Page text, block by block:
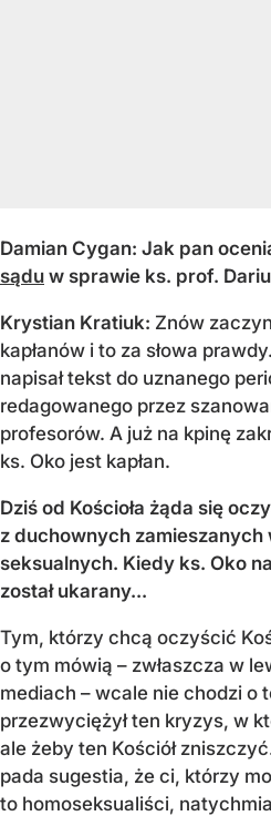
Damian Cygan: Jak pan
sądu w sprawie ks. prof.
Krystian Kratiuk: Znów
kapłanów i to za słowa
napisał tekst do uznanego
redagowanego przez
profesorów. A już na kpinę
ks. Oko jest kapłan.
Dziś od Kościoła żąda się
z duchownych
seksualnych. Kiedy ks. Oko
został ukarany...
Tym, którzy chcą oczyścić
o tym mówią – zwłaszcza w
mediach – wcale nie chodzi o
przezwyciężył ten kryzys, w
ale żeby ten Kościół
pada sugestia, że ci, którzy
to homoseksualiści,